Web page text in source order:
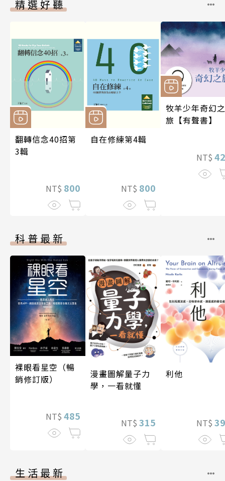
精選好聽
翻轉信念40招第
3輯
NT$ 800
自在修練第4輯
NT$ 800
牧羊少年奇幻之
旅【有聲書】
NT$
科普最新
裸眼看星空（暢
銷修訂版）
NT$ 485
漫畫圖解量子力
學，一看就懂
NT$ 315
利他
NT$
生活最新